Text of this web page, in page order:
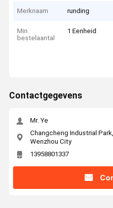
Merknaam runding
Min.
bestelaantal
1 Eenheid
Contactgegevens
Mr. Ye
Changcheng Industrial
Wenzhou City
13958801337